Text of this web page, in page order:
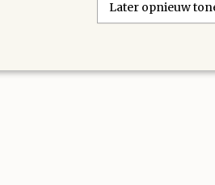
Later opnieuw